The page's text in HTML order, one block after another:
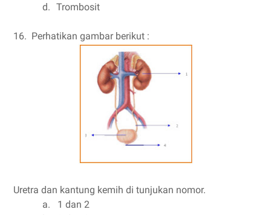
d. Trombosit
16. Perhatikan gambar berikut :
Uretra dan kantung kemih di tunjukan nomor.
a.
1 dan 2